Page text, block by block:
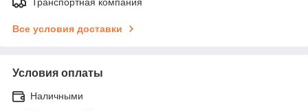
Все условия доставки
Условия оплаты
Наличными